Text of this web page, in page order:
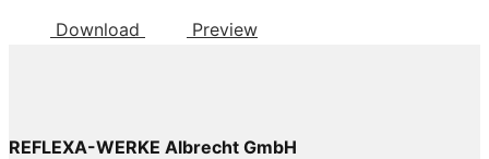
Download Preview
REFLEXA-WERKE Albrecht GmbH